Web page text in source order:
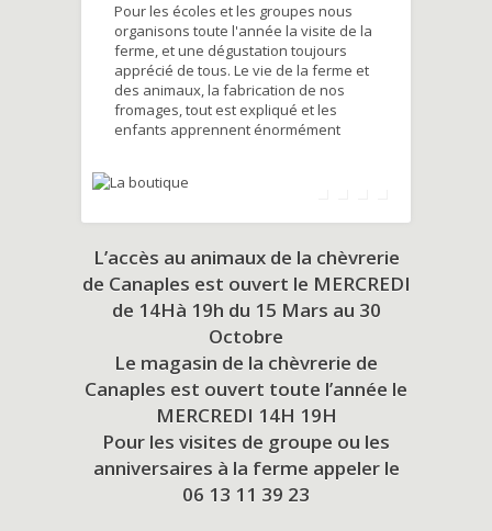
Pour les écoles et les groupes nous
organisons toute l'année la visite de la
ferme, et une dégustation toujours
apprécié de tous. Le vie de la ferme et
des animaux, la fabrication de nos
fromages, tout est expliqué et les
enfants apprennent énormément
L’accès au animaux de la chèvrerie
de Canaples est ouvert le MERCREDI
de 14Hà 19h du 15 Mars au 30
Octobre
Le magasin de la chèvrerie de
Canaples est ouvert toute l’année le
MERCREDI 14H 19H
Pour les visites de groupe ou les
anniversaires à la ferme appeler le
06 13 11 39 23